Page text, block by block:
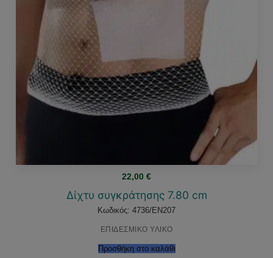
22,00 €
Δίχτυ συγκράτησης 7.80 cm
Κωδικός: 4736/EN207
ΕΠΙΔΕΣΜΙΚΟ ΥΛΙΚΟ
Προσθήκη στο καλάθι